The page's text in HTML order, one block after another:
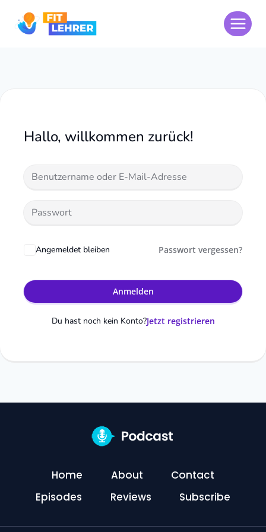
Inhalt
Hallo, willkommen zurück!
Angemeldet bleiben Passwort vergessen?
Anmelden
Du hast noch kein Konto?Jetzt registrieren
Home About
Contact
Episodes
Reviews Subscribe